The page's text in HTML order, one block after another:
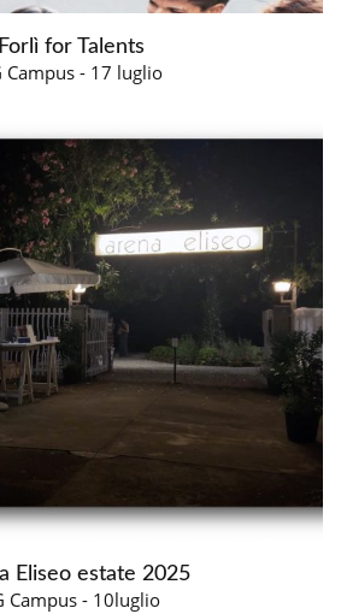
Forlì for Talents
Campus - 17 luglio
Eliseo estate 2025
Campus - 10luglio